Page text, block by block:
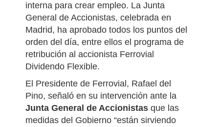
interna para crear empleo. La Junta
General de Accionistas, celebrada en
Madrid, ha aprobado todos los puntos del
orden del día, entre ellos el programa de
retribución al accionista Ferrovial
Dividendo Flexible.
El Presidente de Ferrovial, Rafael del
Pino, señaló en su intervención ante la
Junta General de Accionistas que las
medidas del Gobierno “están sirviendo